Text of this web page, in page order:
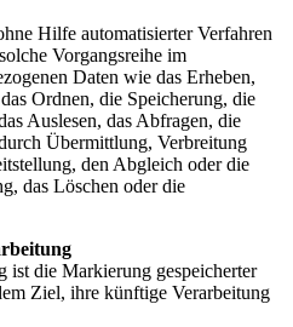
Hilfe automatisierter Verfahren
Vorgangsreihe im
Daten wie das Erheben,
Ordnen, die Speicherung, die
Auslesen, das Abfragen, die
Übermittlung, Verbreitung
den Abgleich oder die
das Löschen oder die
ist die Markierung gespeicherter
Ziel, ihre künftige Verarbeitung